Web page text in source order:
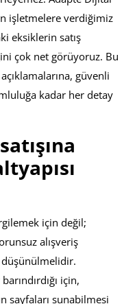
işletmelere verdiğimiz
eksiklerin satış
çok net görüyoruz. Bu
güvenli
kadar her detay
için değil;
alışveriş
için,
sayfaları sunabilmesi